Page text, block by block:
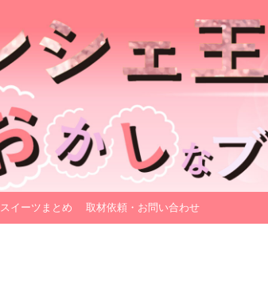
イーツまとめ 取材依頼・お問い合わせ